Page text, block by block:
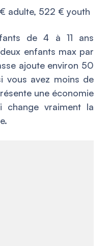
adulte, 522 € youth
de 4 à 11 ans
enfants max par
ajoute environ 50
vous avez moins de
une économie
change vraiment la